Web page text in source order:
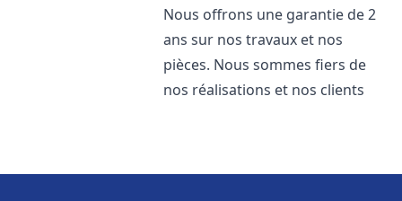
Nous offrons une garantie de 2
ans sur nos travaux et nos
pièces. Nous sommes fiers de
nos réalisations et nos clients